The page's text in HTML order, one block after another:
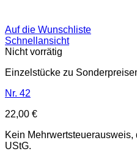
Auf die Wunschliste
Schnellansicht
Nicht vorrätig
Einzelstücke zu
Nr. 42
22,00 €
Kein
UStG.